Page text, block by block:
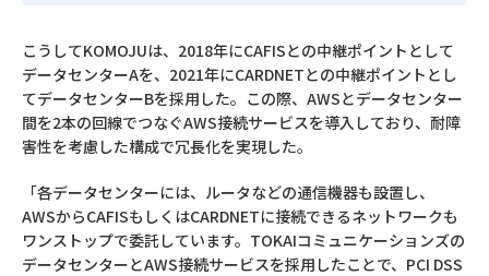
こうしてKOMOJUは、2018年にCAFISとの中継ポイントとして
データセンターAを、2021年にCARDNETとの中継ポイントとし
てデータセンターBを採用した。この際、AWSとデータセンター
間を2本の回線でつなぐAWS接続サービスを導入しており、耐障
害性を考慮した構成で冗長化を実現した。
「各データセンターには、ルータなどの通信機器も設置し、
AWSからCAFISもしくはCARDNETに接続できるネットワークも
ワンストップで委託しています。TOKAIコミュニケーションズの
データセンターとAWS接続サービスを採用したことで、PCI DSS